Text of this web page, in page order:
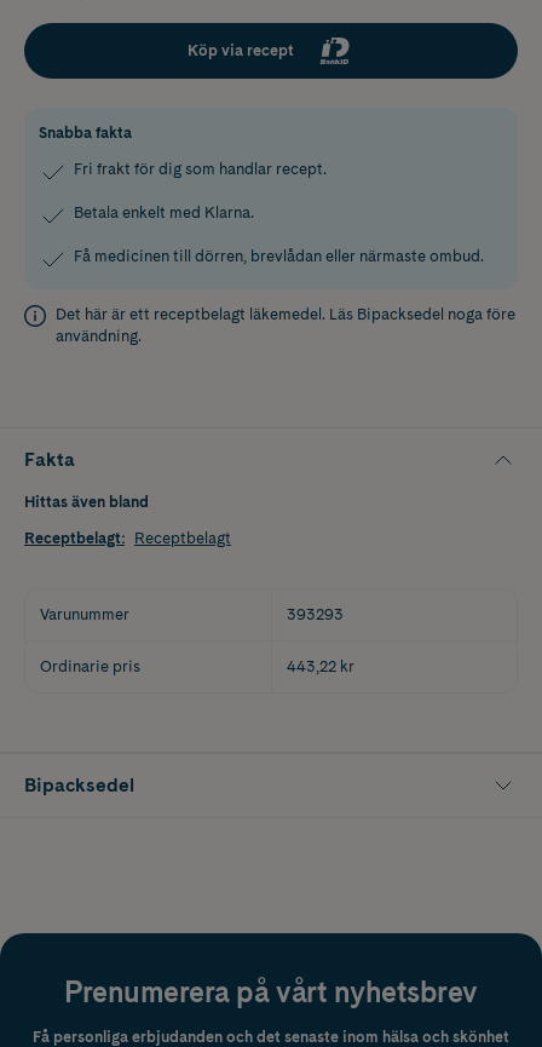
Köp via recept
Snabba fakta
Fri frakt för dig som handlar recept.
Betala enkelt med Klarna.
Få medicinen till dörren, brevlådan eller närmaste ombud.
Det här är ett receptbelagt läkemedel. Läs Bipacksedel noga före
användning.
Fakta
Hittas även bland
Receptbelagt: Receptbelagt
Varunummer 393293
Ordinarie pris 443,22 kr
Bipacksedel
Prenumerera på vårt nyhetsbrev
Få personliga erbjudanden och det senaste inom hälsa och skönhet